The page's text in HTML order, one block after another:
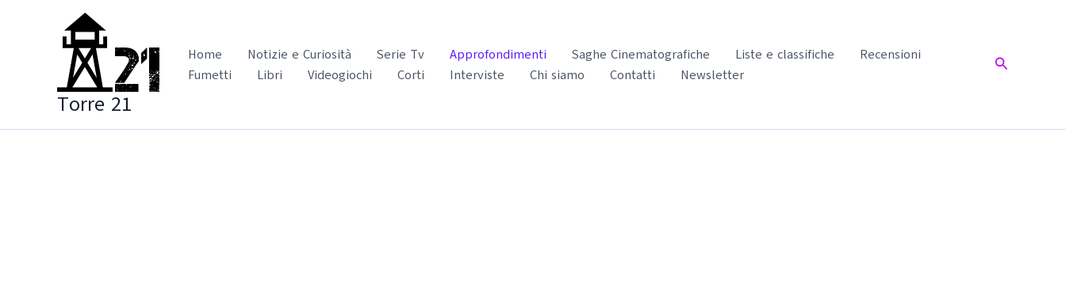
Torre 21
Home Notizie e Curiosità Serie Tv Approfondimenti Saghe Cinematografiche Liste e classifiche
Recensioni
Fumetti
Libri Videogiochi Corti Interviste Chi siamo Contatti Newsletter
Cerca